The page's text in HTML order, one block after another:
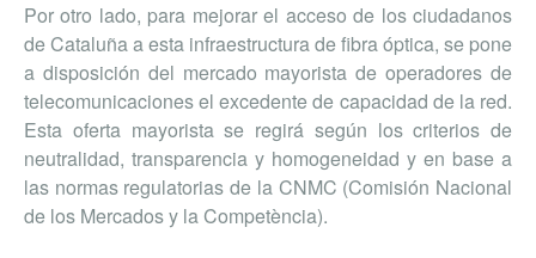
Por otro lado, para mejorar el acceso de los ciudadanos
de Cataluña a esta infraestructura de fibra óptica, se pone
a disposición del mercado mayorista de operadores de
telecomunicaciones el excedente de capacidad de la red.
Esta oferta mayorista se regirá según los criterios de
neutralidad, transparencia y homogeneidad y en base a
las normas regulatorias de la CNMC (Comisión Nacional
de los Mercados y la Competència).